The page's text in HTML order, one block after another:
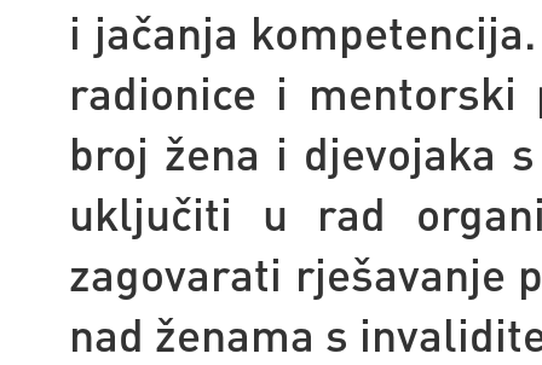
i jačanja
radionice i
broj žena i djevojaka
uključiti u rad
zagovarati rješavanje
nad ženama s